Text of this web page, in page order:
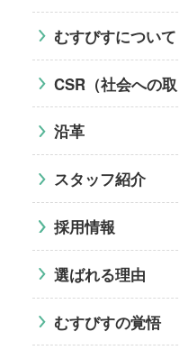
むすびすについて
CSR（社会への取
沿革
スタッフ紹介
採用情報
選ばれる理由
むすびすの覚悟